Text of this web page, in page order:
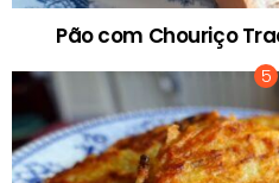
Pão com Chouriço